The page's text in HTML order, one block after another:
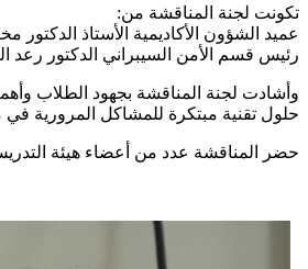
تكونت لجنة المناقشة من:
عميد الشؤون الأكاديمية الأستاذ الدكتور
رئيس قسم الأمن السيبراني الدكتور رعد
وأشادت لجنة المناقشة بجهود الطلاب
حلول تقنية مبتكرة للمشاكل المرورية في
حضر المناقشة عدد من أعضاء هيئة